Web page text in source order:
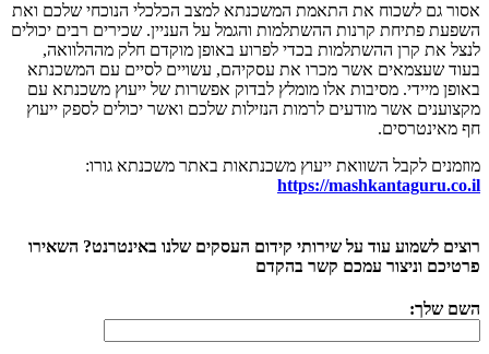
אסור גם לשכוח את התאמת המשכנתא למצב הכלכלי הנוכחי שלכם ואת
השפעת פתיחת קרנות ההשתלמות והגמל על העניין. שכירים רבים יכולים
לנצל את קרן ההשתלמות בכדי לפרוע באופן מוקדם חלק מההלוואה,
בעוד שעצמאים אשר מכרו את עסקיהם, עשויים לסיים עם המשכנתא
באופן מיידי. מסיבות אלו מומלץ לבדוק אפשרות של ייעוץ משכנתא עם
מקצוענים אשר מודעים לרמות הנזילות שלכם ואשר יכולים לספק ייעוץ
חף מאינטרסים.
מוזמנים לקבל השוואת ייעוץ משכנתאות באתר משכנתא גורו:
https://mashkantaguru.co.il
רוצים לשמוע עוד על שירותי קידום העסקים שלנו באינטרנט? השאירו
פרטיכם וניצור עמכם קשר בהקדם
השם שלך: